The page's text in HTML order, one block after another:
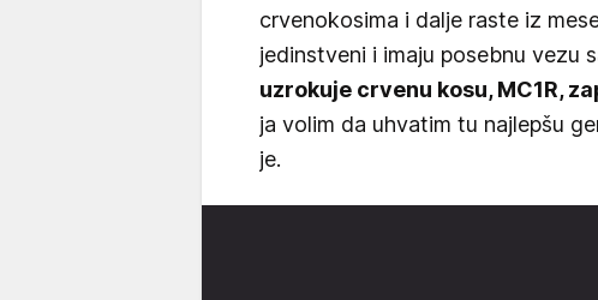
crvenokosima i dalje raste iz
jedinstveni i imaju posebnu vezu
uzrokuje crvenu kosu, MC1R,
ja volim da uhvatim tu najlepšu
je.